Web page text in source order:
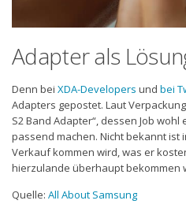
Adapter als
Denn bei XDA-Developers und bei
Adapters gepostet. Laut
S2 Band Adapter“, dessen Job
passend machen. Nicht bekannt ist
Verkauf kommen wird, was er
hierzulande überhaupt bekommen
Quelle: All About Samsung